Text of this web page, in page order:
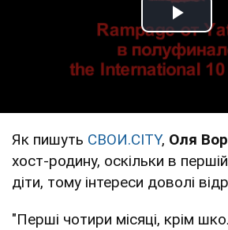
Play
Як пишуть СВОИ.CITY, Оля
хост-родину, оскільки в
діти, тому інтереси доволі
"Перші чотири місяці, крім